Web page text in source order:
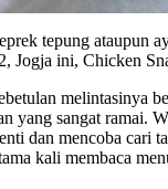
tepung
ini, Chicken
melintasinya
yang sangat ramai.
dan mencoba
kali membaca